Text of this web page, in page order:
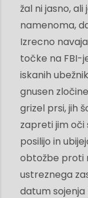
žal ni jasno,
namenoma,
Izrecno
točke na FBI-
iskanih
gnusen
grizel prsi, jih
zapreti jim oči
posilijo in
obtožbe proti
ustreznega
datum